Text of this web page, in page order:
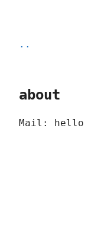
..
about
Mail: hello